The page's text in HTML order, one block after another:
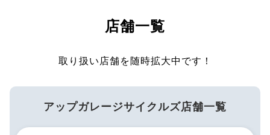
店舗一覧
取り扱い店舗を随時拡大中です！
アップガレージサイクルズ店舗一覧